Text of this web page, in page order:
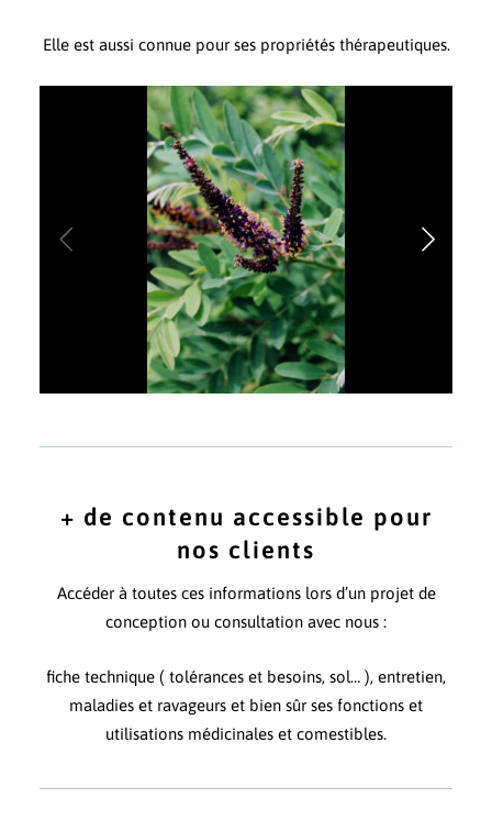
Elle est aussi connue pour ses propriétés thérapeutiques.
Talle d'amorpha faux indigo
+ de contenu accessible pour
nos clients
Accéder à toutes ces informations lors d’un projet de
conception ou consultation avec nous :
fiche technique ( tolérances et besoins, sol… ), entretien,
maladies et ravageurs et bien sûr ses fonctions et
utilisations médicinales et comestibles.